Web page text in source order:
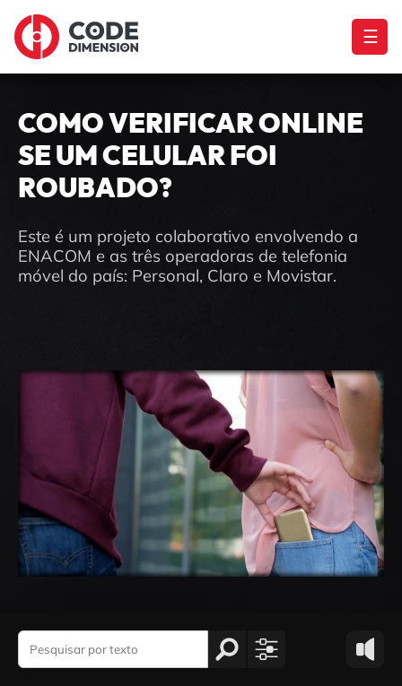
☰
COMO VERIFICAR ONLINE
SE UM CELULAR FOI
ROUBADO?
Este é um projeto colaborativo envolvendo a
ENACOM e as três operadoras de telefonia
móvel do país: Personal, Claro e Movistar.